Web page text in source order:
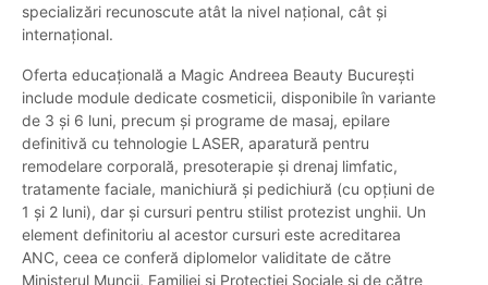
specializări recunoscute atât la nivel național, cât și
internațional.
Oferta educațională a Magic Andreea Beauty București
include module dedicate cosmeticii, disponibile în variante
de 3 și 6 luni, precum și programe de masaj, epilare
definitivă cu tehnologie LASER, aparatură pentru
remodelare corporală, presoterapie și drenaj limfatic,
tratamente faciale, manichiură și pedichiură (cu opțiuni de
1 și 2 luni), dar și cursuri pentru stilist protezist unghii. Un
element definitoriu al acestor cursuri este acreditarea
ANC, ceea ce conferă diplomelor validitate de către
Ministerul Muncii, Familiei și Protecției Sociale și de către